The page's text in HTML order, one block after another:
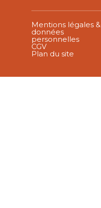
Mentions légales &
données
personnelles
CGV
Plan du site